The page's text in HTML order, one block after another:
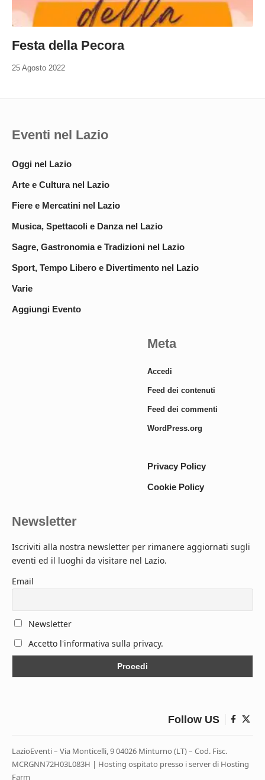
Festa della Pecora
25 Agosto 2022
Eventi nel Lazio
Oggi nel Lazio
Arte e Cultura nel Lazio
Fiere e Mercatini nel Lazio
Musica, Spettacoli e Danza nel Lazio
Sagre, Gastronomia e Tradizioni nel Lazio
Sport, Tempo Libero e Divertimento nel Lazio
Varie
Aggiungi Evento
Meta
Accedi
Feed dei contenuti
Feed dei commenti
WordPress.org
Privacy Policy
Cookie Policy
Newsletter
Iscriviti alla nostra newsletter per rimanere aggiornati sugli
eventi ed il luoghi da visitare nel Lazio.
Email
Newsletter
Accetto l'informativa sulla privacy.
Follow US
LazioEventi – Via Monticelli, 9 04026 Minturno (LT) – Cod. Fisc.
MCRGNN72H03L083H | Hosting ospitato presso i server di Hosting
Farm